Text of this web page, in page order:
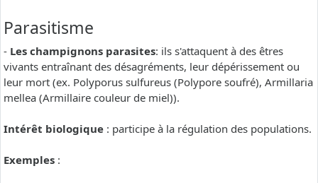
Parasitisme
- Les champignons parasites: ils s'attaquent à des êtres
vivants entraînant des désagréments, leur dépérissement ou
leur mort (ex. Polyporus sulfureus (Polypore soufré), Armillaria
mellea (Armillaire couleur de miel)).
Intérêt biologique : participe à la régulation des populations.
Exemples :